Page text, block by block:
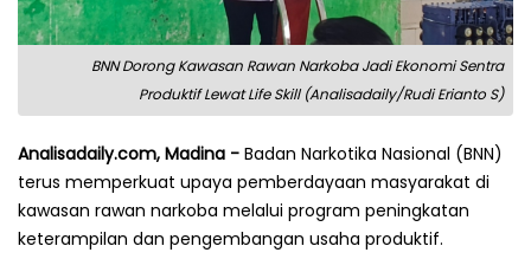
BNN Dorong Kawasan Rawan Narkoba Jadi Ekonomi Sentra
Produktif Lewat Life Skill (Analisadaily/Rudi Erianto S)
Analisadaily.com, Madina - Badan Narkotika Nasional (BNN)
terus memperkuat upaya pemberdayaan masyarakat di
kawasan rawan narkoba melalui program peningkatan
keterampilan dan pengembangan usaha produktif.